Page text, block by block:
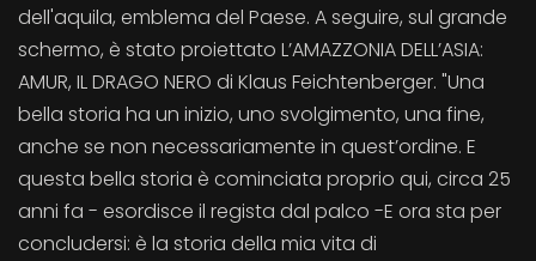
dell'aquila, emblema del Paese. A seguire, sul grande
schermo, è stato proiettato L’AMAZZONIA DELL’ASIA:
AMUR, IL DRAGO NERO di Klaus Feichtenberger. "Una
bella storia ha un inizio, uno svolgimento, una fine,
anche se non necessariamente in quest’ordine. E
questa bella storia è cominciata proprio qui, circa 25
anni fa - esordisce il regista dal palco -E ora sta per
concludersi: è la storia della mia vita di